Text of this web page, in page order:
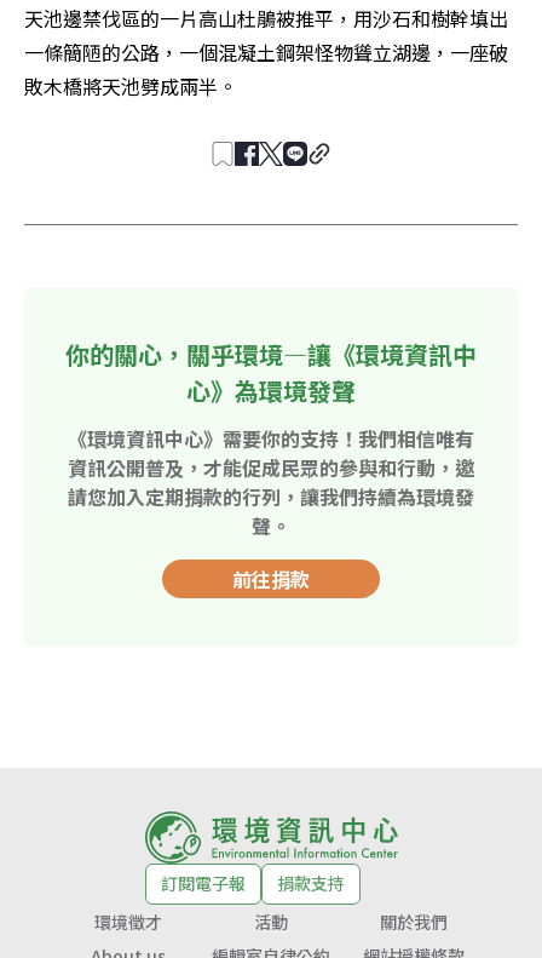
天池邊禁伐區的一片高山杜鵑被推平，用沙石和樹幹填出
一條簡陋的公路，一個混凝土鋼架怪物聳立湖邊，一座破
敗木橋將天池劈成兩半。
你的關心，關乎環境—讓《環境資訊中
心》為環境發聲
《環境資訊中心》需要你的支持！我們相信唯有
資訊公開普及，才能促成民眾的參與和行動，邀
請您加入定期捐款的行列，讓我們持續為環境發
聲。
前往捐款
訂閱電子報
捐款支持
環境徵才
活動
關於我們